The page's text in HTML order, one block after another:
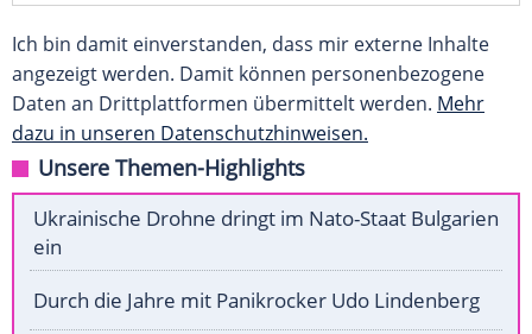
Ich bin damit einverstanden, dass mir externe Inhalte
angezeigt werden. Damit können personenbezogene
Daten an Drittplattformen übermittelt werden. Mehr
dazu in unseren Datenschutzhinweisen.
Unsere Themen-Highlights
Ukrainische Drohne dringt im Nato-Staat Bulgarien
ein
Durch die Jahre mit Panikrocker Udo Lindenberg